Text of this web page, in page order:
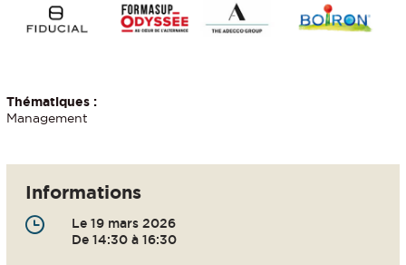
Thématiques :
Management
Informations
Le 19 mars 2026
De 14:30 à 16:30